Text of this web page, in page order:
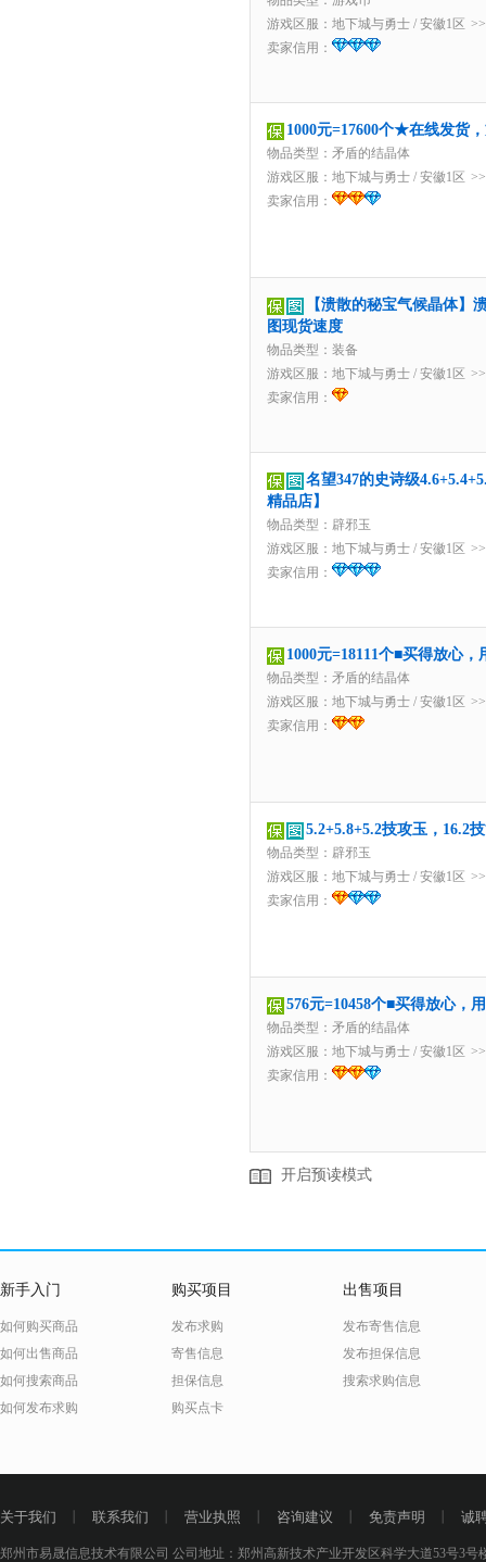
游戏区服： 地下城与勇士 / 安徽1区
卖家信用：
1000元=17600个★在线发货
物品类型：矛盾的结晶体
游戏区服： 地下城与勇士 / 安徽1区
卖家信用：
【溃散的秘宝气候晶体】
图现货速度
物品类型：装备
游戏区服： 地下城与勇士 / 安徽1区
卖家信用：
名望347的史诗级
精品店】
物品类型：辟邪玉
游戏区服： 地下城与勇士 / 安徽1区
卖家信用：
1000元=18111个■买得放心
物品类型：矛盾的结晶体
游戏区服： 地下城与勇士 / 安徽1区
卖家信用：
5.2+5.8+5.2技攻玉，16.2
物品类型：辟邪玉
游戏区服： 地下城与勇士 / 安徽1区
卖家信用：
576元=10458个■买得放心，
物品类型：矛盾的结晶体
游戏区服： 地下城与勇士 / 安徽1区
卖家信用：
开启预读模式
新手入门
如何购买商品
如何出售商品
如何搜索商品
如何发布求购
购买项目
发布求购
寄售信息
担保信息
购买点卡
出售项目
发布寄售信息
发布担保信息
搜索求购信息
关于我们 联系我们 营业执照 咨询建议 免责声明 诚
郑州市易晟信息技术有限公司 公司地址：郑州高新技术产业开发区科学大道53号3号